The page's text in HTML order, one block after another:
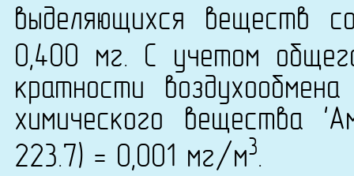
выделяющихся
0,400 мг. С учетом
кратности
химического
223.7) = 0,001 мг/м3.